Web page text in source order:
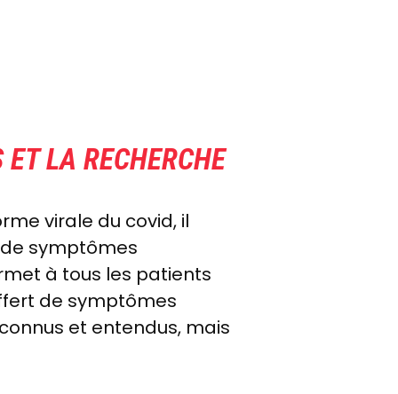
LA RECHERCHE
virale du covid, il
symptômes
à tous les patients
de symptômes
et entendus, mais